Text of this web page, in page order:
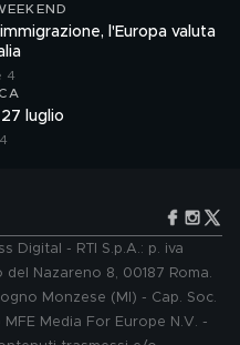
l'Europa valuta
4
luglio
Digital - RTI S.p.A.: p. iva
Nazareno 8, 00187 Roma.
Monzese (MI) - Cap. Soc.
Media For Europe N.V. -